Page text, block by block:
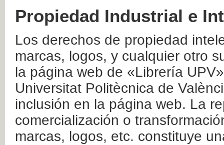
Propiedad Industrial e
Los derechos de propiedad
marcas, logos, y cualquier otro
la página web de «Librería
Universitat Politècnica de
inclusión en la página web. La
comercialización o
marcas, logos, etc. constituye